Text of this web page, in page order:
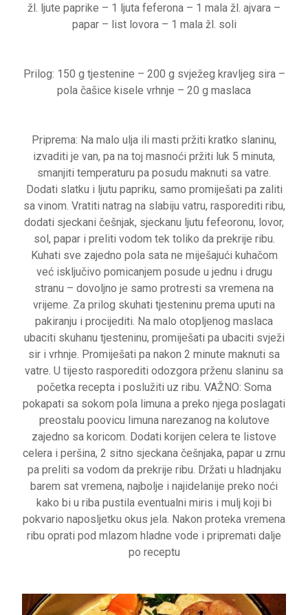
žl. ljute paprike – 1 ljuta feferona – 1 mala žl. ajvara –
papar – list lovora – 1 mala žl. soli
Prilog: 150 g tjestenine – 200 g svježeg kravljeg sira –
pola čašice kisele vrhnje – 20 g maslaca
Priprema: Na malo ulja ili masti pržiti kratko slaninu,
izvaditi je van, pa na toj masnoći pržiti luk 5 minuta,
smanjiti temperaturu pa posudu maknuti sa vatre.
Dodati slatku i ljutu papriku, samo promiješati pa zaliti
sa vinom. Vratiti natrag na slabiju vatru, rasporediti ribu,
dodati sjeckani češnjak, sjeckanu ljutu fefeoronu, lovor,
sol, papar i preliti vodom tek toliko da prekrije ribu.
Kuhati sve zajedno pola sata ne miješajući kuhačom
već isključivo pomicanjem posude u jednu i drugu
stranu – dovoljno je samo protresti sa vremena na
vrijeme. Za prilog skuhati tjesteninu prema uputi na
pakiranju i procijediti. Na malo otopljenog maslaca
ubaciti skuhanu tjesteninu, promiješati pa ubaciti svježi
sir i vrhnje. Promiješati pa nakon 2 minute maknuti sa
vatre. U tijesto rasporediti odozgora prženu slaninu sa
početka recepta i poslužiti uz ribu. VAŽNO: Soma
pokapati sa sokom pola limuna a preko njega poslagati
preostalu poovicu limuna narezanog na kolutove
zajedno sa koricom. Dodati korijen celera te listove
celera i peršina, 2 sitno sjeckana češnjaka, papar u zrnu
pa preliti sa vodom da prekrije ribu. Držati u hladnjaku
barem sat vremena, najbolje i najidelanije preko noći
kako bi u riba pustila eventualni miris i mulj koji bi
pokvario naposljetku okus jela. Nakon proteka vremena
ribu oprati pod mlazom hladne vode i pripremati dalje
po receptu